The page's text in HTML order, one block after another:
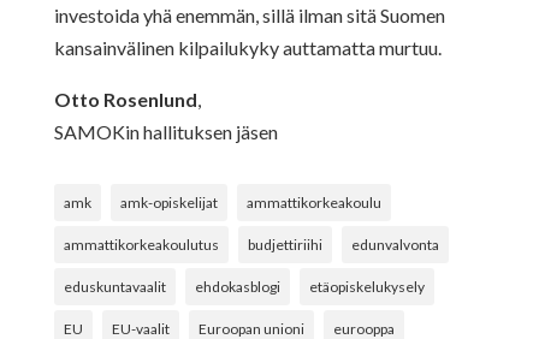
investoida yhä enemmän, sillä ilman sitä Suomen
kansainvälinen kilpailukyky auttamatta murtuu.
Otto Rosenlund,
SAMOKin hallituksen jäsen
amk amk-opiskelijat ammattikorkeakoulu
ammattikorkeakoulutus budjettiriihi edunvalvonta
eduskuntavaalit ehdokasblogi etäopiskelukysely
EU EU-vaalit Euroopan unioni eurooppa